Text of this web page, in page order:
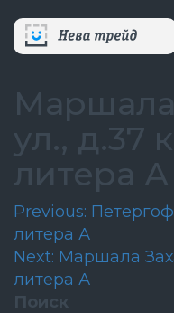
Маршала
ул., д.37
литера А
Навигация
по
записям
Previous:
литера А
Next: Маршала
литера А
Поиск